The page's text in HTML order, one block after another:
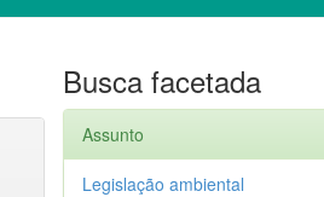
Busca facetada
Assunto
Legislação ambiental